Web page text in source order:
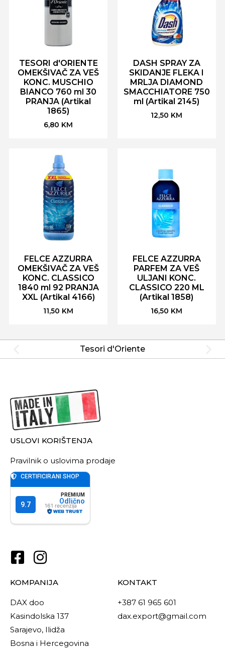
TESORI d'ORIENTE
OMEKŠIVAČ ZA VEŠ
KONC. MUSCHIO
BIANCO 760 ml 30
PRANJA (Artikal
1865)
6,80 KM
DASH SPRAY ZA
SKIDANJE FLEKA I
MRLJA DIAMOND
SMACCHIATORE 750
ml (Artikal 2145)
12,50 KM
FELCE AZZURRA
OMEKŠIVAČ ZA VEŠ
KONC. CLASSICO
1840 ml 92 PRANJA
XXL (Artikal 4166)
11,50 KM
FELCE AZZURRA
PARFEM ZA VEŠ
ULJANI KONC.
CLASSICO 220 ML
(Artikal 1858)
16,50 KM
Tesori d'Oriente
USLOVI KORIŠTENJA
Pravilnik o uslovima prodaje
KOMPANIJA
DAX doo
Kasindolska 137
Sarajevo, Ilidža
Bosna i Hercegovina
KONTAKT
+387 61 965 601
dax.export@gmail.com